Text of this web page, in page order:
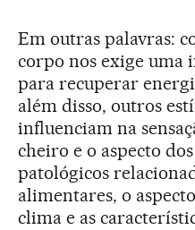
Em outras palavras:
corpo nos exige uma
para recuperar
além disso, outros
influenciam na
cheiro e o aspecto
patológicos
alimentares, o
clima e as